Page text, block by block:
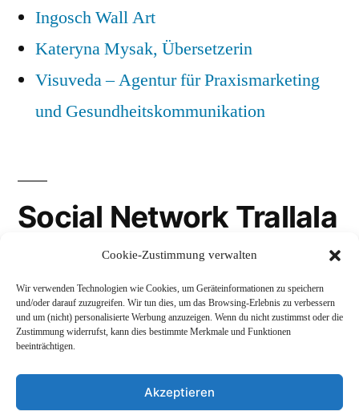
Cookie-Zustimmung verwalten
Wir verwenden Technologien wie Cookies, um Geräteinformationen zu speichern
und/oder darauf zuzugreifen. Wir tun dies, um das Browsing-Erlebnis zu verbessern
und um (nicht) personalisierte Werbung anzuzeigen. Wenn du nicht zustimmst oder die
Zustimmung widerrufst, kann dies bestimmte Merkmale und Funktionen
beeinträchtigen.
Akzeptieren
Ingosch Wall Art
Kateryna Mysak, Übersetzerin
Visuveda – Agentur für Praxismarketing
und Gesundheitskommunikation
Social Network Trallala
LinkedIn
Mastodon